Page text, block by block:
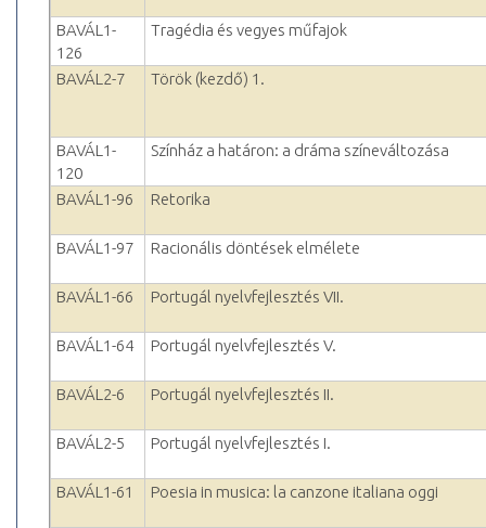
BAVÁL1-
126
Tragédia és vegyes műfajok
BAVÁL2-7 Török (kezdő) 1.
BAVÁL1-
120
Színház a határon: a dráma színeváltozása
BAVÁL1-96 Retorika
BAVÁL1-97 Racionális döntések elmélete
BAVÁL1-66 Portugál nyelvfejlesztés VII.
BAVÁL1-64 Portugál nyelvfejlesztés V.
BAVÁL2-6 Portugál nyelvfejlesztés II.
BAVÁL2-5 Portugál nyelvfejlesztés I.
BAVÁL1-61 Poesia in musica: la canzone italiana oggi